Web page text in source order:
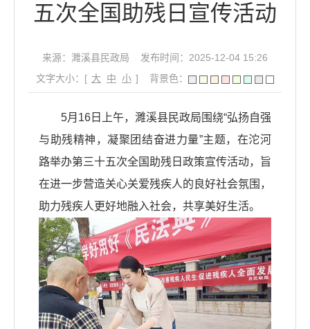
五次全国助残日宣传活动
来源：濉溪县民政局
发布时间：2025-12-04 15:26
文字大小：[ 大 中 小 ] 背景色：
5月16日上午，濉溪县民政局围绕“弘扬自强
与助残精神，凝聚团结奋进力量”主题，在沱河
路举办第三十五次全国助残日政策宣传活动，旨
在进一步营造关心关爱残疾人的良好社会氛围，
助力残疾人更好地融入社会，共享美好生活。